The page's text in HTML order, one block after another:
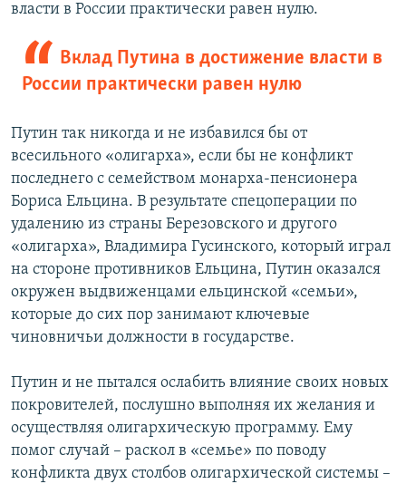
власти в России практически равен нулю.
Вклад Путина в достижение власти в
России практически равен нулю
Путин так никогда и не избавился бы от
всесильного «олигарха», если бы не конфликт
последнего с семейством монарха-пенсионера
Бориса Ельцина. В результате спецоперации по
удалению из страны Березовского и другого
«олигарха», Владимира Гусинского, который играл
на стороне противников Ельцина, Путин оказался
окружен выдвиженцами ельцинской «семьи»,
которые до сих пор занимают ключевые
чиновничьи должности в государстве.
Путин и не пытался ослабить влияние своих новых
покровителей, послушно выполняя их желания и
осуществляя олигархическую программу. Ему
помог случай – раскол в «семье» по поводу
конфликта двух столбов олигархической системы –